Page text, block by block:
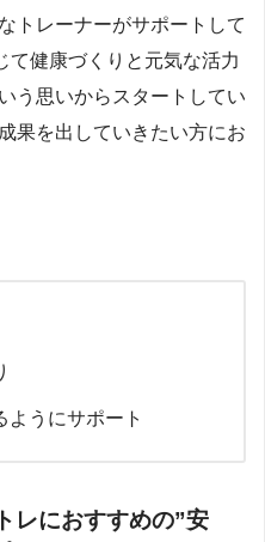
トレーナーがサポートして
て健康づくりと元気な活力
う思いからスタートしてい
果を出していきたい方にお
ようにサポート
レにおすすめの”安